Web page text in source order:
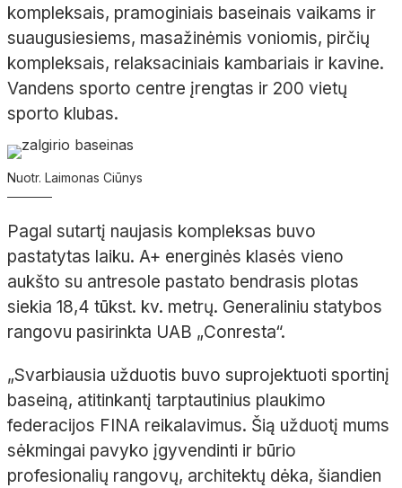
kompleksais, pramoginiais baseinais vaikams ir
suaugusiesiems, masažinėmis voniomis, pirčių
kompleksais, relaksaciniais kambariais ir kavine.
Vandens sporto centre įrengtas ir 200 vietų
sporto klubas.
Nuotr. Laimonas Ciūnys
Pagal sutartį naujasis kompleksas buvo
pastatytas laiku. A+ energinės klasės vieno
aukšto su antresole pastato bendrasis plotas
siekia 18,4 tūkst. kv. metrų. Generaliniu statybos
rangovu pasirinkta UAB „Conresta“.
„Svarbiausia užduotis buvo suprojektuoti sportinį
baseiną, atitinkantį tarptautinius plaukimo
federacijos FINA reikalavimus. Šią užduotį mums
sėkmingai pavyko įgyvendinti ir būrio
profesionalių rangovų, architektų dėka, šiandien